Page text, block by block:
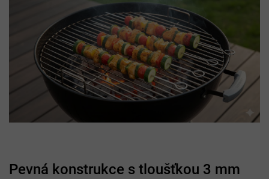
Pevná konstrukce s tloušťkou 3 mm